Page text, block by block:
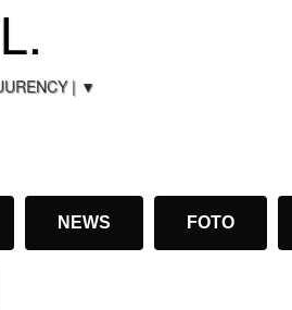
| ▼
NEWS FOTO